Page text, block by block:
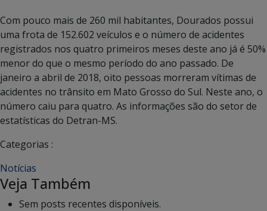
Com pouco mais de 260 mil habitantes, Dourados possui
uma frota de 152.602 veículos e o número de acidentes
registrados nos quatro primeiros meses deste ano já é 50%
menor do que o mesmo período do ano passado. De
janeiro a abril de 2018, oito pessoas morreram vítimas de
acidentes no trânsito em Mato Grosso do Sul. Neste ano, o
número caiu para quatro. As informações são do setor de
estatísticas do Detran-MS.
Categorias :
Notícias
Veja Também
Sem posts recentes disponíveis.